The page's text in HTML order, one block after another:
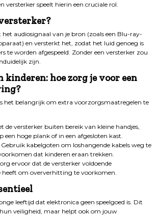
versterker speelt hierin een cruciale rol.
het audiosignaal van je bron (zoals een Blu-ray-
en versterkt het, zodat het luid genoeg is
te worden afgespeeld. Zonder een versterker zou
zijn.
kinderen: hoe zorg je voor een
het belangrijk om extra voorzorgsmaatregelen te
de versterker buiten bereik van kleine handjes,
een hoge plank of in een afgesloten kast.
Gebruik kabelgoten om loshangende kabels weg te
dat kinderen eraan trekken.
ervoor dat de versterker voldoende
heeft om oververhitting te voorkomen.
leeftijd dat elektronica geen speelgoed is. Dit
veiligheid, maar helpt ook om jouw